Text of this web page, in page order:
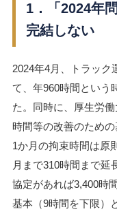
1．「2024年
完結しない
2024年4月、トラック
て、年960時間という
た。同時に、厚生労
時間等の改善のための
1か月の拘束時間は原
月まで310時間まで延
協定があれば3,400時
基本（9時間を下限）